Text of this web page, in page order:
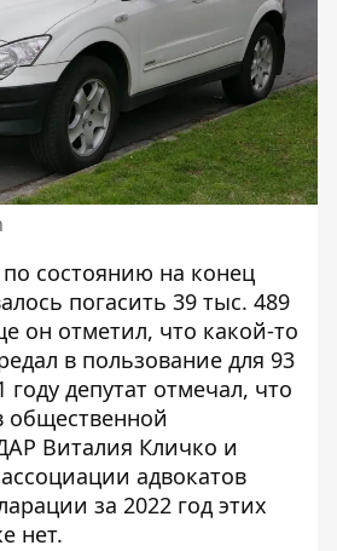
по состоянию на конец
погасить 39 тыс. 489
он отметил, что какой-то
в пользование для 93
депутат отмечал, что
общественной
Виталия Кличко и
адвокатов
за 2022 год этих
нет.